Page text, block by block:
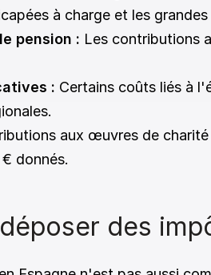
à charge et les
pension : Les contributions
: Certains coûts liés à
aux œuvres de
donnés.
des